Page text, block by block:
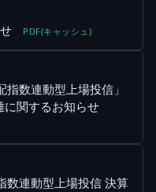
PDF(キャッシュ)
指数連動型上場投信」
に関するお知らせ
数連動型上場投信 決算